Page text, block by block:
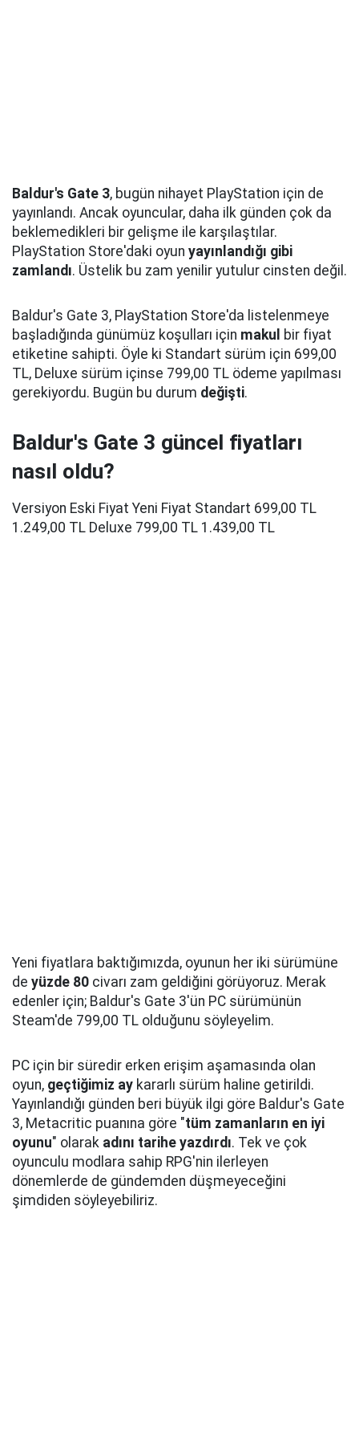
Baldur's Gate 3, bugün nihayet PlayStation için de
yayınlandı. Ancak oyuncular, daha ilk günden çok da
beklemedikleri bir gelişme ile karşılaştılar.
PlayStation Store'daki oyun yayınlandığı gibi
zamlandı. Üstelik bu zam yenilir yutulur cinsten değil.
Baldur's Gate 3, PlayStation Store'da listelenmeye
başladığında günümüz koşulları için makul bir fiyat
etiketine sahipti. Öyle ki Standart sürüm için 699,00
TL, Deluxe sürüm içinse 799,00 TL ödeme yapılması
gerekiyordu. Bugün bu durum değişti.
Baldur's Gate 3 güncel fiyatları
nasıl oldu?
Versiyon Eski Fiyat Yeni Fiyat Standart 699,00 TL
1.249,00 TL Deluxe 799,00 TL 1.439,00 TL
Yeni fiyatlara baktığımızda, oyunun her iki sürümüne
de yüzde 80 civarı zam geldiğini görüyoruz. Merak
edenler için; Baldur's Gate 3'ün PC sürümünün
Steam'de 799,00 TL olduğunu söyleyelim.
PC için bir süredir erken erişim aşamasında olan
oyun, geçtiğimiz ay kararlı sürüm haline getirildi.
Yayınlandığı günden beri büyük ilgi göre Baldur's Gate
3, Metacritic puanına göre "tüm zamanların en iyi
oyunu" olarak adını tarihe yazdırdı. Tek ve çok
oyunculu modlara sahip RPG'nin ilerleyen
dönemlerde de gündemden düşmeyeceğini
şimdiden söyleyebiliriz.